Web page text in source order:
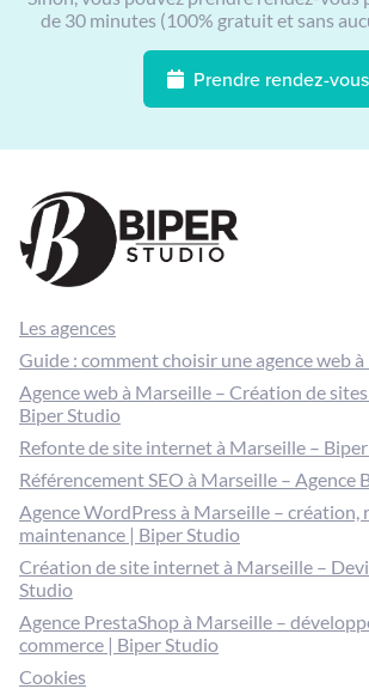
de 30 minutes (100% gratuit et sans
Prendre rendez-vous
Les agences
Guide : comment choisir une agence web
Agence web à Marseille – Création de
Biper Studio
Refonte de site internet à Marseille –
Référencement SEO à Marseille – Agence
Agence WordPress à Marseille – création,
maintenance | Biper Studio
Création de site internet à Marseille –
Studio
Agence PrestaShop à Marseille –
commerce | Biper Studio
Cookies